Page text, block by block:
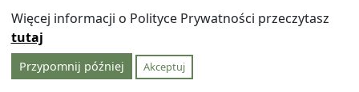
podstawie zasad określonych w Regulaminie
wyboru i w Regulaminie odwoływania członków
Zarządu SM Czuby” w Lublinie uchwalonych
przez Radę Nadzorczą.
Więcej informacji o Polityce Prywatności przeczytasz
tutaj
Przypomnij później Akceptuj